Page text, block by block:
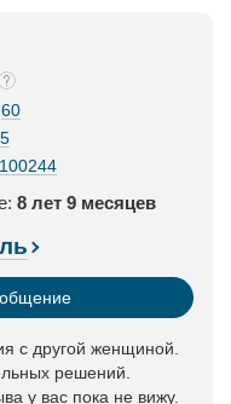
60
100244
8 лет 9 месяцев
с другой женщиной.
решений.
у вас пока не вижу.